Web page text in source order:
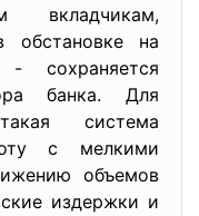
вкладчикам,
обстановке на
сохраняется
банка. Для
система
с мелкими
объемов
издержки и